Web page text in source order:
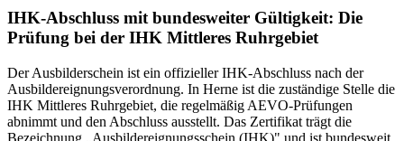
IHK-Abschluss mit bundesweiter Gültigkeit: Die
Prüfung bei der IHK Mittleres Ruhrgebiet
Der Ausbilderschein ist ein offizieller IHK-Abschluss nach der
Ausbildereignungsverordnung. In Herne ist die zuständige Stelle die
IHK Mittleres Ruhrgebiet, die regelmäßig AEVO-Prüfungen
abnimmt und den Abschluss ausstellt. Das Zertifikat trägt die
Bezeichnung „Ausbildereignungsschein (IHK)" und ist bundesweit